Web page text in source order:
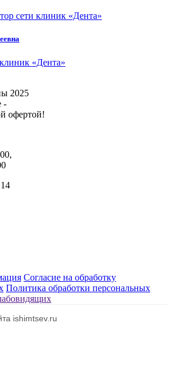
сети клиник «Дента»
«Дента»
2025
-
офертой!
Согласие на обработку
Политика обработки персональных
ishimtsev.ru